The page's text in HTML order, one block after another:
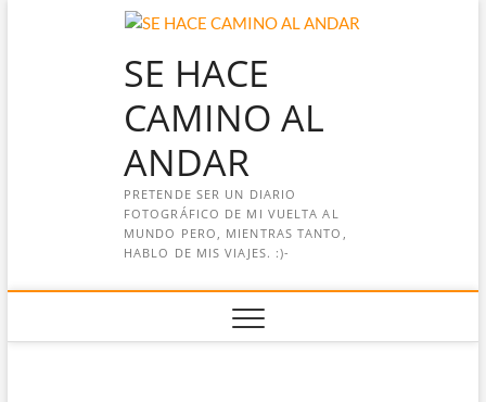
SE HACE
CAMINO AL
ANDAR
PRETENDE SER UN DIARIO
FOTOGRÁFICO DE MI VUELTA AL
MUNDO PERO, MIENTRAS TANTO,
HABLO DE MIS VIAJES. :)-